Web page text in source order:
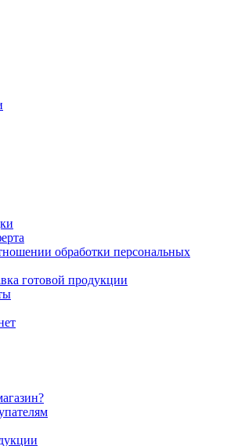
обработки персональных
готовой продукции